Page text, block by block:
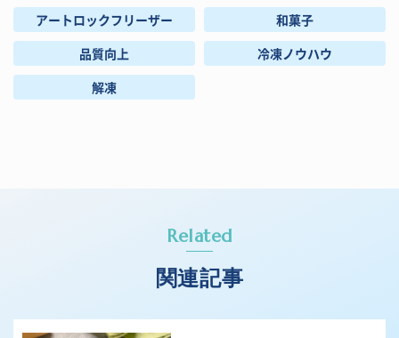
アートロックフリーザー
和菓子
品質向上
冷凍ノウハウ
解凍
Related
関連記事